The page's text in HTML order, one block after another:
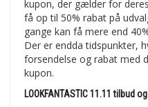
kupon, der gælder for
få op til 50% rabat på
gange kan få mere end
Der er endda tidspunkter,
forsendelse og rabat med
kupon.
LOOKFANTASTIC 11.11 tilbud